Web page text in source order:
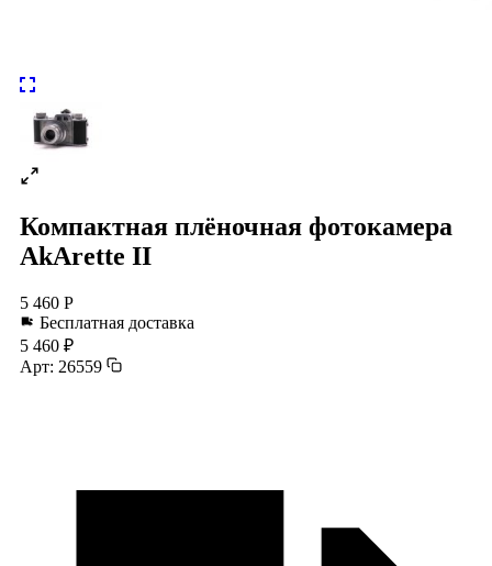
Компактная плёночная фотокамера
AkArette II
5 460 Р
Бесплатная доставка
5 460 ₽
Арт: 26559